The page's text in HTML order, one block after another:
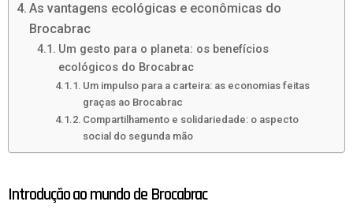
As vantagens ecológicas e econômicas do
Brocabrac
Um gesto para o planeta: os benefícios
ecológicos do Brocabrac
Um impulso para a carteira: as economias feitas
graças ao Brocabrac
Compartilhamento e solidariedade: o aspecto
social do segunda mão
Introdução ao mundo de Brocabrac